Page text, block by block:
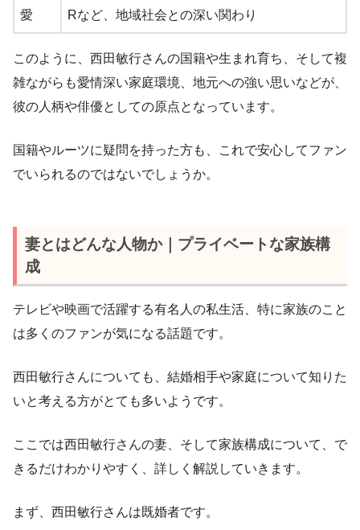
愛
Rなど、地域社会との深い関わり
このように、西田敏行さんの国籍や生まれ育ち、そして複
雑ながらも愛情深い家庭環境、地元への強い思いなどが、
彼の人柄や俳優としての原点となっています。
国籍やルーツに疑問を持った方も、これで安心してファン
でいられるのではないでしょうか。
妻とはどんな人物か｜プライベートな家族構
成
テレビや映画で活躍する有名人の私生活、特に家族のこと
は多くのファンが気になる話題です。
西田敏行さんについても、結婚相手や家庭について知りた
いと考える方がとても多いようです。
ここでは西田敏行さんの妻、そして家族構成について、で
きるだけわかりやすく、詳しく解説していきます。
まず、西田敏行さんは既婚者です。